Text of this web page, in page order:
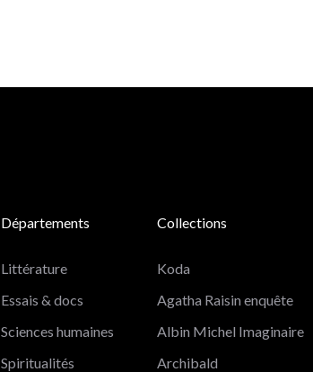
Départements
Littérature
Essais & docs
Sciences humaines
Spiritualités
Collections
Koda
Agatha Raisin enquête
Albin Michel Imaginaire
Archibald